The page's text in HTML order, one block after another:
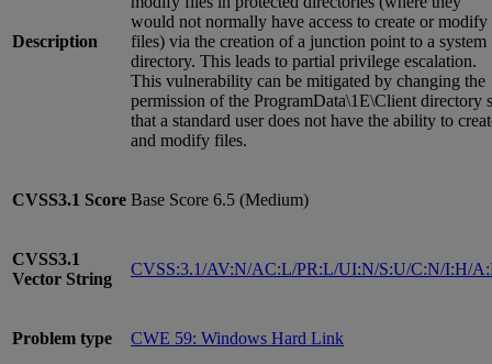
Description
would not normally have access to create or modify
files) via the creation of a junction point to a system
directory. This leads to partial privilege escalation.
This vulnerability can be mitigated by changing the
permission of the ProgramData\1E\Client directory
that a standard user does not have the ability to
and modify files.
CVSS3.1 Score Base Score 6.5 (Medium)
CVSS3.1
Vector String
CVSS:3.1/AV:N/AC:L/PR:L/UI:N/S:U/C:N/I:H/
Problem type CWE 59: Windows Hard Link